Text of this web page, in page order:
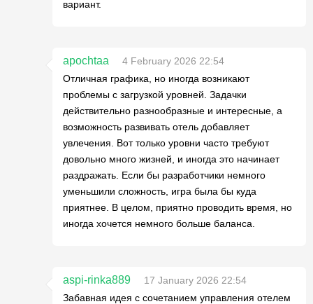
вариант.
apochtaa
4 February 2026 22:54
Отличная графика, но иногда возникают
проблемы с загрузкой уровней. Задачки
действительно разнообразные и интересные, а
возможность развивать отель добавляет
увлечения. Вот только уровни часто требуют
довольно много жизней, и иногда это начинает
раздражать. Если бы разработчики немного
уменьшили сложность, игра была бы куда
приятнее. В целом, приятно проводить время, но
иногда хочется немного больше баланса.
aspi-rinka889
17 January 2026 22:54
Забавная идея с сочетанием управления отелем